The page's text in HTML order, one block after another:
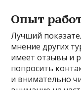
Опыт
Лучший
мнение других
имеет отзывы и
попросить
и внимательно